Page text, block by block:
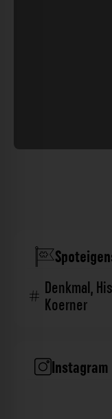
Denkmal,
Koerner
Instagram